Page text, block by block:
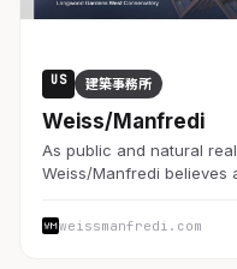
US 建築事務所
Weiss/Manfredi
As public and natural
Weiss/Manfredi believes
weissmanfredi.com